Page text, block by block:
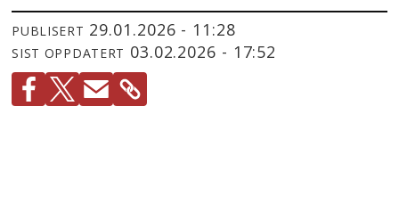
PUBLISERT 29.01.2026 - 11:28
SIST OPPDATERT 03.02.2026 - 17:52